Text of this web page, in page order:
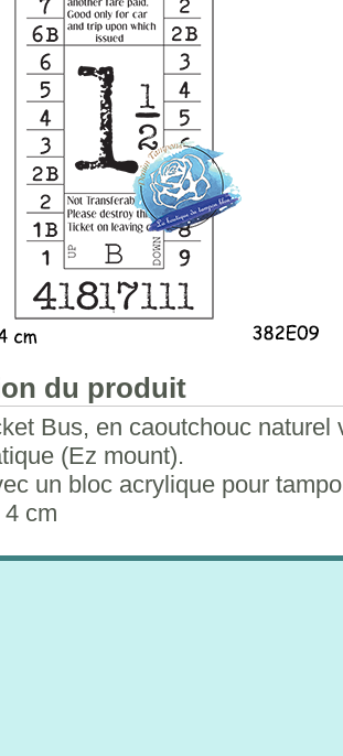
du produit
Bus, en caoutchouc naturel
(Ez mount).
un bloc acrylique pour
cm